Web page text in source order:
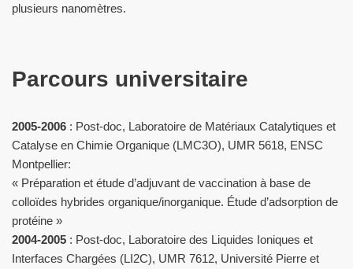
plusieurs nanomètres.
Parcours universitaire
2005-2006 : Post-doc, Laboratoire de Matériaux Catalytiques et
Catalyse en Chimie Organique (LMC3O), UMR 5618, ENSC
Montpellier:
« Préparation et étude d’adjuvant de vaccination à base de
colloïdes hybrides organique/inorganique. Étude d’adsorption de
protéine »
2004-2005 : Post-doc, Laboratoire des Liquides Ioniques et
Interfaces Chargées (LI2C), UMR 7612, Université Pierre et